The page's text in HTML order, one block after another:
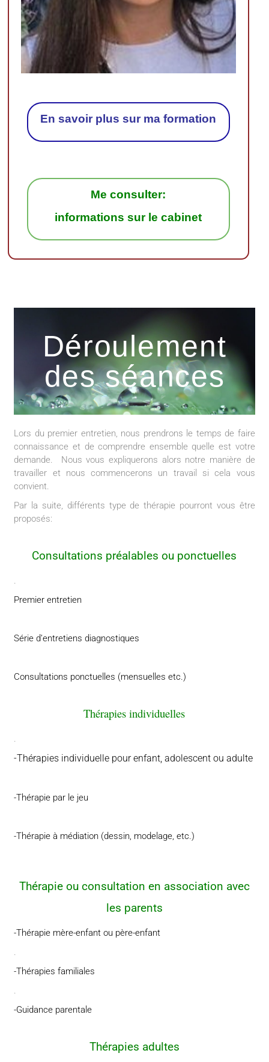
En savoir plus sur ma formation
Me consulter:
informations sur le cabinet
Déroulement
des séances
Lors du premier entretien, nous prendrons le temps de faire
connaissance et de comprendre ensemble quelle est votre
demande. Nous vous expliquerons alors notre manière de
travailler et nous commencerons un travail si cela vous
convient.
Par la suite, différents type de thérapie pourront vous être
proposés:
Consultations préalables ou ponctuelles
.
Premier entretien
Série d’entretiens diagnostiques
Consultations ponctuelles (mensuelles etc.)
Thérapies individuelles
.
-Thérapies individuelle pour enfant, adolescent ou adulte
-Thérapie par le jeu
-Thérapie à médiation (dessin, modelage, etc.)
Thérapie ou consultation en association avec
les parents
-Thérapie mère-enfant ou père-enfant
.
-Thérapies familiales
.
-Guidance parentale
Thérapies adultes